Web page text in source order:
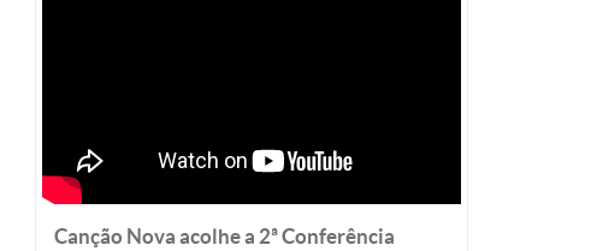
Canção Nova acolhe a 2ª Conferência